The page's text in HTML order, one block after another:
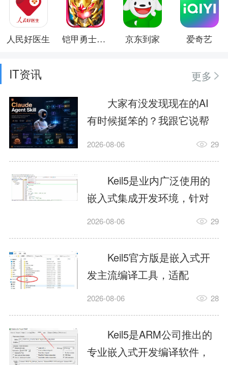
人民好医生 铠甲勇士格斗无双 京东到家 爱奇艺
IT资讯
更多
大家有没发现现在的AI
有时候挺笨的？我跟它说帮
我订个明天早上的闹钟，它
这样？因为AI，就是个只会
耍嘴皮子的书呆子。它脑子
里有海量知识，但没有真正
激发出来实力。而
AgentSkill，就是给AI大脑装
上的一双机械手，它真的能
解决很多问题。1什么是
AgentSkillSkill指...
2026-08-06 29
Keil5是业内广泛使用的
嵌入式集成开发环境，针对
ARM、51内核单片机提供编
力，代码编译稳定，调试工
具成熟，大量开源项目基于
该平台开发。新项目需要单
独下载对应芯片支持包，新
手配置难度较高，正版商业
授权费用不菲，未授权版本
存在程序容量限制，适合硬
2026-08-06 29
Keil5官方版是嵌入式开
发主流编译工具，适配
STM32、51单片机等多款芯
在线调试、代码仿真，兼容
众多厂商芯片安装包。软件
需要手动添加器件库，初次
2026-08-06 28
Keil5是ARM公司推出的
专业嵌入式开发编译软件，